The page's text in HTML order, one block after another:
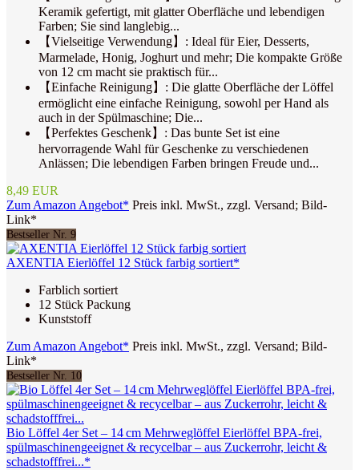
Keramik gefertigt, mit glatter Oberfläche und lebendigen
Farben; Sie sind langlebig...
【Vielseitige Verwendung】: Ideal für Eier, Desserts,
Marmelade, Honig, Joghurt und mehr; Die kompakte Größe
von 12 cm macht sie praktisch für...
【Einfache Reinigung】: Die glatte Oberfläche der Löffel
ermöglicht eine einfache Reinigung, sowohl per Hand als
auch in der Spülmaschine; Die...
【Perfektes Geschenk】: Das bunte Set ist eine
hervorragende Wahl für Geschenke zu verschiedenen
Anlässen; Die lebendigen Farben bringen Freude und...
8,49 EUR
Zum Amazon Angebot* Preis inkl. MwSt., zzgl. Versand; Bild-
Link*
Bestseller Nr. 9
AXENTIA Eierlöffel 12 Stück farbig sortiert*
Farblich sortiert
12 Stück Packung
Kunststoff
Zum Amazon Angebot* Preis inkl. MwSt., zzgl. Versand; Bild-
Link*
Bestseller Nr. 10
Bio Löffel 4er Set – 14 cm Mehrweglöffel Eierlöffel BPA-frei,
spülmaschinengeeignet & recycelbar – aus Zuckerrohr, leicht &
schadstofffrei...*